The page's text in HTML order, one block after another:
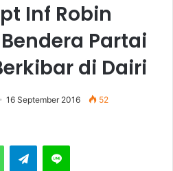
Inf Robin
Partai
di Dairi
16 September 2016 52
Telegram